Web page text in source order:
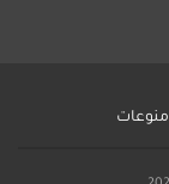
منوعات